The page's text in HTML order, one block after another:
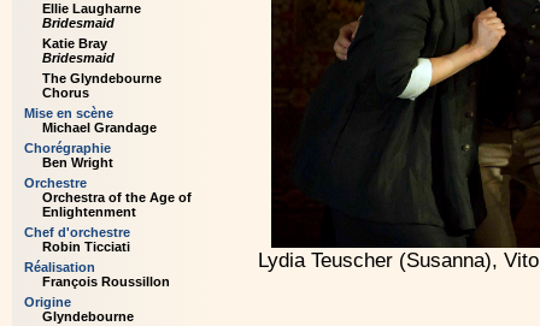
Ellie Laugharne
Bridesmaid
Katie Bray
Bridesmaid
The Glyndebourne
Chorus
Mise en scène
Michael Grandage
Chorégraphie
Ben Wright
Orchestre
Orchestra of the Age of
Enlightenment
Chef d'orchestre
Robin Ticciati
Réalisation
François Roussillon
Origine
Glyndebourne
Lydia Teuscher (Susanna),